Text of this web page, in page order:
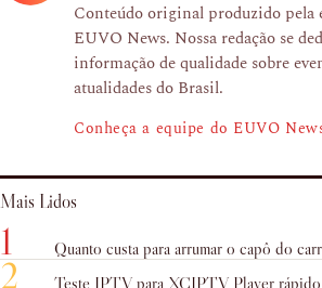
Conteúdo original produzido pela
EUVO News. Nossa redação se
informação de qualidade sobre
atualidades do Brasil.
Conheça a equipe do EUVO
Mais Lidos
1 Quanto custa para arrumar o capô do
2 Teste IPTV para XCIPTV Player